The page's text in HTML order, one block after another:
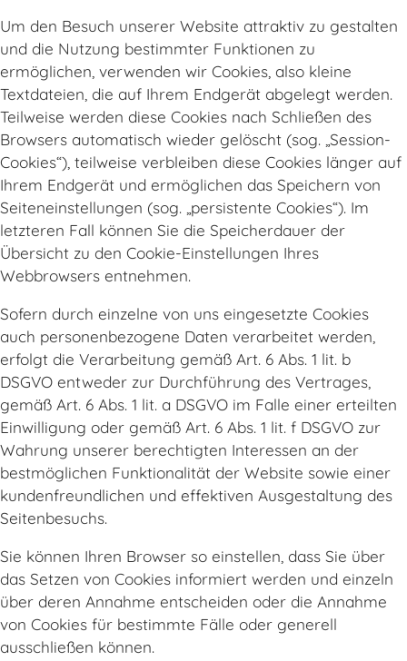
Um den Besuch unserer Website attraktiv zu gestalten
und die Nutzung bestimmter Funktionen zu
ermöglichen, verwenden wir Cookies, also kleine
Textdateien, die auf Ihrem Endgerät abgelegt werden.
Teilweise werden diese Cookies nach Schließen des
Browsers automatisch wieder gelöscht (sog. „Session-
Cookies“), teilweise verbleiben diese Cookies länger auf
Ihrem Endgerät und ermöglichen das Speichern von
Seiteneinstellungen (sog. „persistente Cookies“). Im
letzteren Fall können Sie die Speicherdauer der
Übersicht zu den Cookie-Einstellungen Ihres
Webbrowsers entnehmen.
Sofern durch einzelne von uns eingesetzte Cookies
auch personenbezogene Daten verarbeitet werden,
erfolgt die Verarbeitung gemäß Art. 6 Abs. 1 lit. b
DSGVO entweder zur Durchführung des Vertrages,
gemäß Art. 6 Abs. 1 lit. a DSGVO im Falle einer erteilten
Einwilligung oder gemäß Art. 6 Abs. 1 lit. f DSGVO zur
Wahrung unserer berechtigten Interessen an der
bestmöglichen Funktionalität der Website sowie einer
kundenfreundlichen und effektiven Ausgestaltung des
Seitenbesuchs.
Sie können Ihren Browser so einstellen, dass Sie über
das Setzen von Cookies informiert werden und einzeln
über deren Annahme entscheiden oder die Annahme
von Cookies für bestimmte Fälle oder generell
ausschließen können.